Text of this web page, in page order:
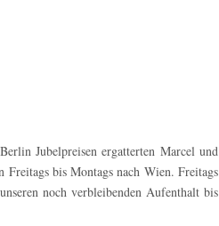
Jubelpreisen ergatterten Marcel und
bis Montags nach Wien. Freitags
noch verbleibenden Aufenthalt bis